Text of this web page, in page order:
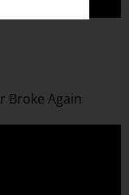
Broke Again